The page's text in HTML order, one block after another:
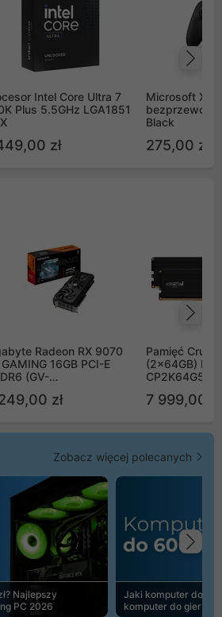
Intel Core Ultra 7
Plus 5.5GHz LGA1851
zł
Microsoft
Black
275,00 zł
Radeon RX 9070
16GB PCI-E
(GV-
zł
Pamięć
(2x64GB)
7 999,00 zł
Zobacz więcej polecanych
Najlepszy
PC 2026
Jaki komputer do
komputer do gier |